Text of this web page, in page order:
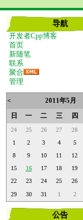
导航
开发者Cpp博客
首页
新随笔
联系
聚合
管理
< 2011年5月
日 一 二 三 四
24 25 26 27 28
1
2 3 4 5
8
9 10 11 12
15
16 17 18 19
22
23 24 25 26
29
30 31 1 2
公告